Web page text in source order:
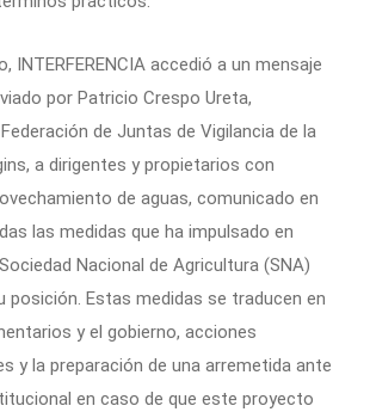
INTERFERENCIA accedió a un mensaje
por Patricio Crespo Ureta,
de Juntas de Vigilancia de la
a dirigentes y propietarios con
de aguas, comunicado en
las medidas que ha impulsado en
Nacional de Agricultura (SNA)
posición. Estas medidas se traducen en
y el gobierno, acciones
y la preparación de una arremetida ante
en caso de que este proyecto